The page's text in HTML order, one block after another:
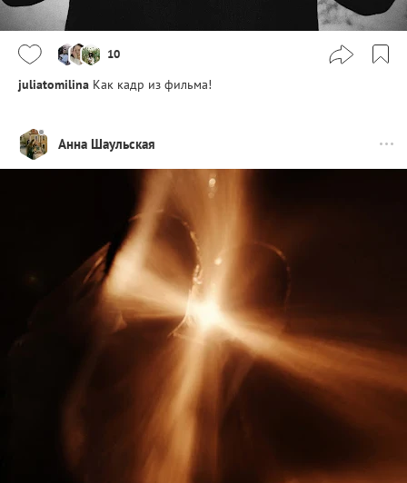
10
juliatomilina Как кадр из фильма!
Анна Шаульская